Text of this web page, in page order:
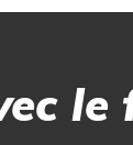
le